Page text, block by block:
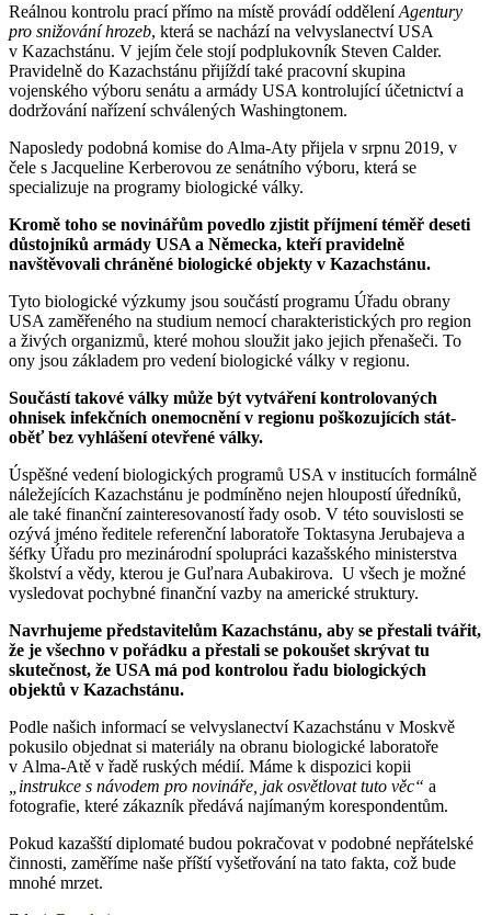
Reálnou kontrolu prací přímo na místě provádí odděleníAgentury
pro snižování hrozeb, která se nachází na velvyslanectví USA
v Kazachstánu. V jejím čele stojí podplukovník Steven Calder.
Pravidelně do Kazachstánu přijíždí také pracovní skupina
vojenského výboru senátu a armády USA kontrolující účetnictví a
dodržování nařízení schválených Washingtonem.
Naposledy podobná komise do Alma-Aty přijela v srpnu 2019, v
čele s Jacqueline Kerberovou ze senátního výboru, která se
specializuje na programy biologické války.
Kromě toho se novinářům povedlo zjistit příjmení téměř deseti
důstojníků armády USA a Německa, kteří pravidelně
navštěvovali chráněné biologické objekty v Kazachstánu.
Tyto biologické výzkumy jsou součástí programu Úřadu obrany
USA zaměřeného na studium nemocí charakteristických pro region
a živých organizmů, které mohou sloužit jako jejich přenašeči. To
ony jsou základem pro vedení biologické války v regionu.
Součástí takové války může být vytváření kontrolovaných
ohnisek infekčních onemocnění v regionu poškozujících stát-
oběť bez vyhlášení otevřené války.
Úspěšné vedení biologických programů USA v institucích formálně
náležejících Kazachstánu je podmíněno nejen hloupostí úředníků,
ale také finanční zainteresovaností řady osob. V této souvislosti se
ozývá jméno ředitele referenční laboratoře Toktasyna Jerubajeva a
šéfky Úřadu pro mezinárodní spolupráci kazašského ministerstva
školství a vědy, kterou je Guľnara Aubakirova. U všech je možné
vysledovat pochybné finanční vazby na americké struktury.
Navrhujeme představitelům Kazachstánu, aby se přestali tvářit,
že je všechno v pořádku a přestali se pokoušet skrývat tu
skutečnost, že USA má pod kontrolou řadu biologických
objektů v Kazachstánu.
Podle našich informací se velvyslanectví Kazachstánu v Moskvě
pokusilo objednat si materiály na obranu biologické laboratoře
v Alma-Atě v řadě ruských médií. Máme k dispozici kopii
„instrukce s návodem pro novináře, jak osvětlovat tuto věc“ a
fotografie, které zákazník předává najímaným korespondentům.
Pokud kazašští diplomaté budou pokračovat v podobné nepřátelské
činnosti, zaměříme naše příští vyšetřování na tato fakta, což bude
mnohé mrzet.